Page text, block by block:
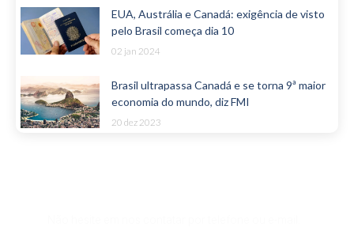
EUA, Austrália e Canadá: exigência de visto
pelo Brasil começa dia 10
02 jan 2024
Brasil ultrapassa Canadá e se torna 9ª maior
economia do mundo, diz FMI
20 dez 2023